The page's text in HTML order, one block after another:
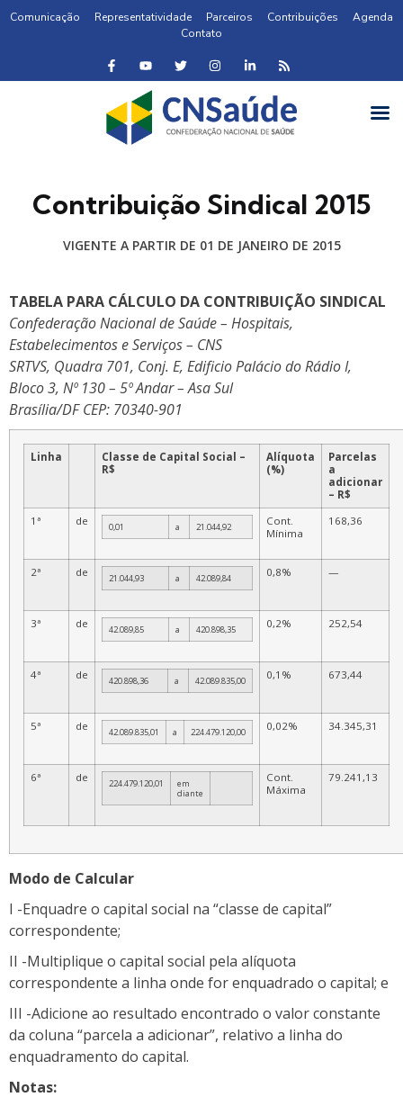
Comunicação Representatividade Parceiros Contribuições
Agenda
Contato
Contribuição Sindical 2015
VIGENTE A PARTIR DE 01 DE JANEIRO DE 2015
TABELA PARA CÁLCULO DA CONTRIBUIÇÃO SINDICAL
Confederação Nacional de Saúde – Hospitais,
Estabelecimentos e Serviços – CNS
SRTVS, Quadra 701, Conj. E, Edificio Palácio do Rádio I,
Bloco 3, Nº 130 – 5º Andar – Asa Sul
Brasília/DF CEP: 70340-901
Linha
Classe de Capital Social –
R$
Alíquota
(%)
Parcelas
a
adicionar
– R$
1ª
de 0,01 a 21.044,92
Cont.
Mínima
168,36
2ª de 21.044,93 a 42.089,84 0,8% —
3ª de 42.089,85 a 420.898,35 0,2% 252,54
4ª de 420.898,36 a 42.089.835,00 0,1% 673,44
5ª de 42.089.835,01 a 224.479.120,00 0,02% 34.345,31
6ª de 224.479.120,01
em
diante
Cont.
Máxima
79.241,13
Modo de Calcular
I -Enquadre o capital social na “classe de capital”
correspondente;
II -Multiplique o capital social pela alíquota
correspondente a linha onde for enquadrado o capital; e
III -Adicione ao resultado encontrado o valor constante
da coluna “parcela a adicionar”, relativo a linha do
enquadramento do capital.
Notas: